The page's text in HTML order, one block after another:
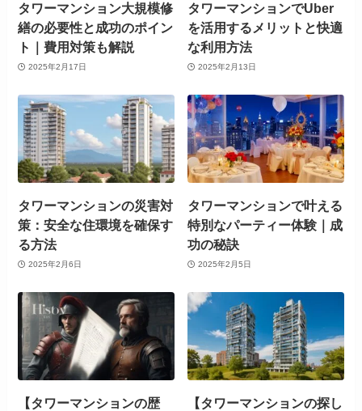
タワーマンション大規模修
繕の必要性と成功のポイン
ト｜費用対策も解説
2025年2月17日
タワーマンションでUber
を活用するメリットと快適
な利用方法
2025年2月13日
タワーマンションの災害対
策：安全な住環境を確保す
る方法
2025年2月6日
タワーマンションで叶える
特別なパーティー体験｜成
功の秘訣
2025年2月5日
【タワーマンションの歴
【タワーマンションの探し